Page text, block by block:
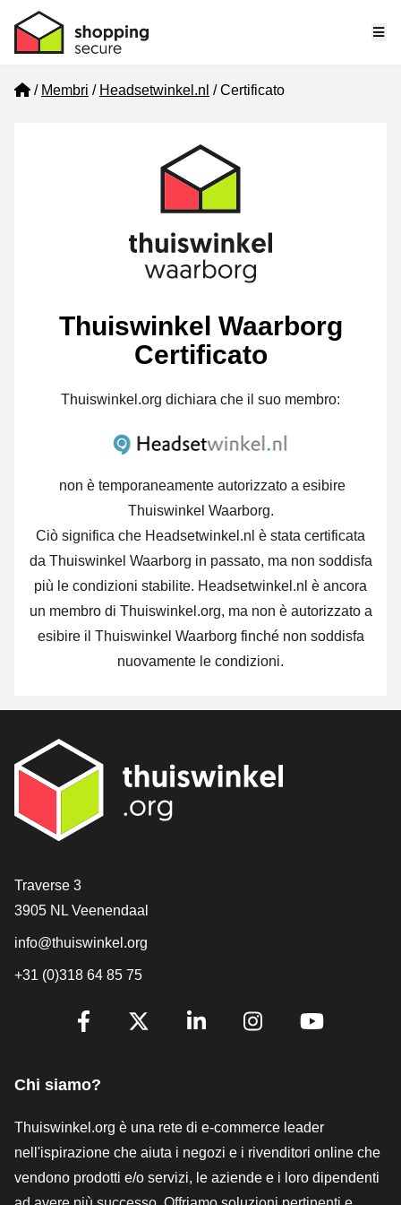
Home
Membri Headsetwinkel.nl Certificato
Thuiswinkel Waarborg
Certificato
Thuiswinkel.org dichiara che il suo membro:
non è temporaneamente autorizzato a esibire
Thuiswinkel Waarborg.
Ciò significa che Headsetwinkel.nl è stata certificata
da Thuiswinkel Waarborg in passato, ma non soddisfa
più le condizioni stabilite. Headsetwinkel.nl è ancora
un membro di Thuiswinkel.org, ma non è autorizzato a
esibire il Thuiswinkel Waarborg finché non soddisfa
nuovamente le condizioni.
[_General:Contact]
Traverse 3
3905 NL Veenendaal
info@thuiswinkel.org
+31 (0)318 64 85 75
[_General:SocialMediaTitle]
Chi siamo?
Thuiswinkel.org è una rete di e-commerce leader
nell'ispirazione che aiuta i negozi e i rivenditori online che
vendono prodotti e/o servizi, le aziende e i loro dipendenti